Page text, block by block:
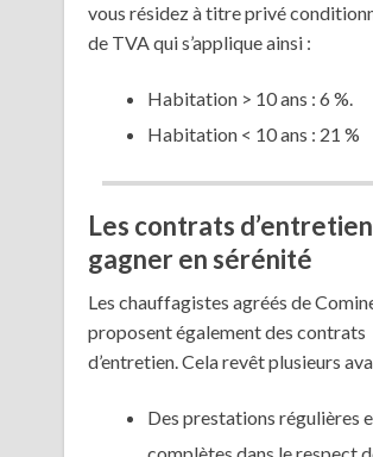
vous résidez à titre privé
de TVA qui s’applique ainsi :
Habitation > 10 ans : 6 %.
Habitation < 10 ans : 21 %
Les contrats
gagner en sérénité
Les chauffagistes agréés de
proposent également des contrats
d’entretien. Cela revêt plusieurs
Des prestations régulières